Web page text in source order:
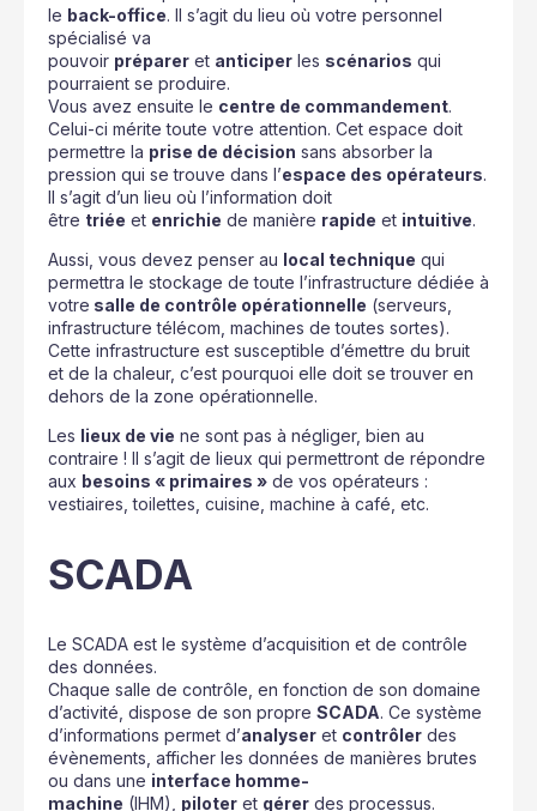
le back-office. Il s’agit du lieu où votre personnel
spécialisé va
pouvoir préparer et anticiper les scénarios qui
pourraient se produire.
Vous avez ensuite le centre de commandement.
Celui-ci mérite toute votre attention. Cet espace doit
permettre la prise de décision sans absorber la
pression qui se trouve dans l’espace des opérateurs.
Il s’agit d’un lieu où l’information doit
être triée et enrichie de manière rapide et intuitive.
Aussi, vous devez penser au local technique qui
permettra le stockage de toute l’infrastructure dédiée à
votre salle de contrôle opérationnelle (serveurs,
infrastructure télécom, machines de toutes sortes).
Cette infrastructure est susceptible d’émettre du bruit
et de la chaleur, c’est pourquoi elle doit se trouver en
dehors de la zone opérationnelle.
Les lieux de vie ne sont pas à négliger, bien au
contraire ! Il s’agit de lieux qui permettront de répondre
aux besoins « primaires » de vos opérateurs :
vestiaires, toilettes, cuisine, machine à café, etc.
SCADA
Le SCADA est le système d’acquisition et de contrôle
des données.
Chaque salle de contrôle, en fonction de son domaine
d’activité, dispose de son propre SCADA. Ce système
d’informations permet d’analyser et contrôler des
évènements, afficher les données de manières brutes
ou dans une interface homme-
machine (IHM), piloter et gérer des processus.